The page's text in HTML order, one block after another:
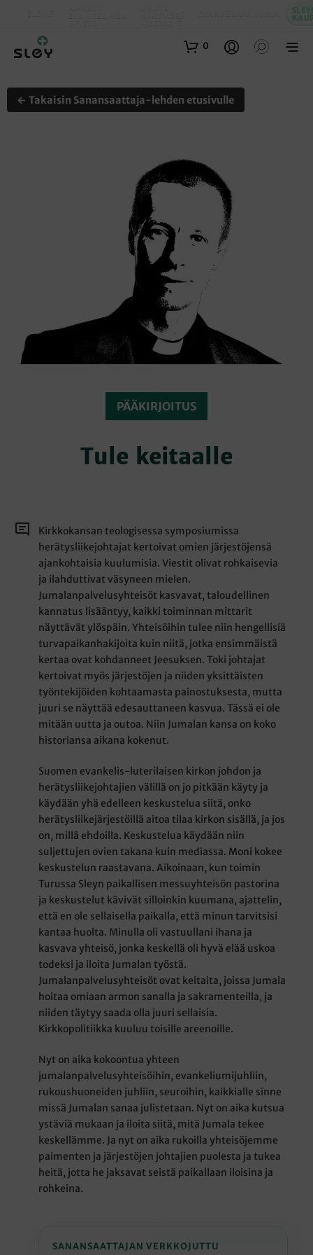
0
← Takaisin Sanansaattaja-lehden etusivulle
PÄÄKIRJOITUS
Tule keitaalle
Kirkkokansan teologisessa symposiumissa
herätysliikejohtajat kertoivat omien järjestöjensä
ajankohtaisia kuulumisia. Viestit olivat rohkaisevia
ja ilahduttivat väsyneen mielen.
Jumalanpalvelusyhteisöt kasvavat, taloudellinen
kannatus lisääntyy, kaikki toiminnan mittarit
näyttävät ylöspäin. Yhteisöihin tulee niin hengellisiä
turvapaikanhakijoita kuin niitä, jotka ensimmäistä
kertaa ovat kohdanneet Jeesuksen. Toki johtajat
kertoivat myös järjestöjen ja niiden yksittäisten
työntekijöiden kohtaamasta painostuksesta, mutta
juuri se näyttää edesauttaneen kasvua. Tässä ei ole
mitään uutta ja outoa. Niin Jumalan kansa on koko
historiansa aikana kokenut.
Suomen evankelis-luterilaisen kirkon johdon ja
herätysliikejohtajien välillä on jo pitkään käyty ja
käydään yhä edelleen keskustelua siitä, onko
herätysliikejärjestöillä aitoa tilaa kirkon sisällä, ja jos
on, millä ehdoilla. Keskustelua käydään niin
suljettujen ovien takana kuin mediassa. Moni kokee
keskustelun raastavana. Aikoinaan, kun toimin
Turussa Sleyn paikallisen messuyhteisön pastorina
ja keskustelut kävivät silloinkin kuumana, ajattelin,
että en ole sellaisella paikalla, että minun tarvitsisi
kantaa huolta. Minulla oli vastuullani ihana ja
kasvava yhteisö, jonka keskellä oli hyvä elää uskoa
todeksi ja iloita Jumalan työstä.
Jumalanpalvelusyhteisöt ovat keitaita, joissa Jumala
hoitaa omiaan armon sanalla ja sakramenteilla, ja
niiden täytyy saada olla juuri sellaisia.
Kirkkopolitiikka kuuluu toisille areenoille.
Nyt on aika kokoontua yhteen
jumalanpalvelusyhteisöihin, evankeliumijuhliin,
rukoushuoneiden juhliin, seuroihin, kaikkialle sinne
missä Jumalan sanaa julistetaan. Nyt on aika kutsua
ystäviä mukaan ja iloita siitä, mitä Jumala tekee
keskellämme. Ja nyt on aika rukoilla yhteisöjemme
paimenten ja järjestöjen johtajien puolesta ja tukea
heitä, jotta he jaksavat seistä paikallaan iloisina ja
rohkeina.
SANANSAATTAJAN VERKKOJUTTU